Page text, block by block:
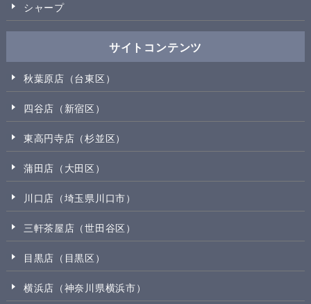
シャープ
サイトコンテンツ
秋葉原店（台東区）
四谷店（新宿区）
東高円寺店（杉並区）
蒲田店（大田区）
川口店（埼玉県川口市）
三軒茶屋店（世田谷区）
目黒店（目黒区）
横浜店（神奈川県横浜市）